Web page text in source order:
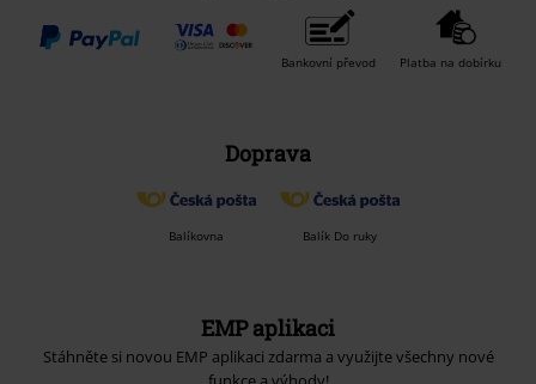
Bankovní převod Platba na dobírku
Doprava
Balíkovna Balík Do ruky
EMP aplikaci
Stáhněte si novou EMP aplikaci zdarma a využijte všechny nové